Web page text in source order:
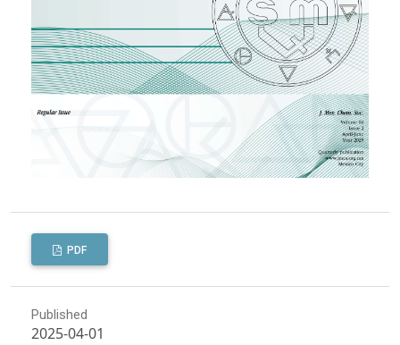
PDF
Published
2025-04-01